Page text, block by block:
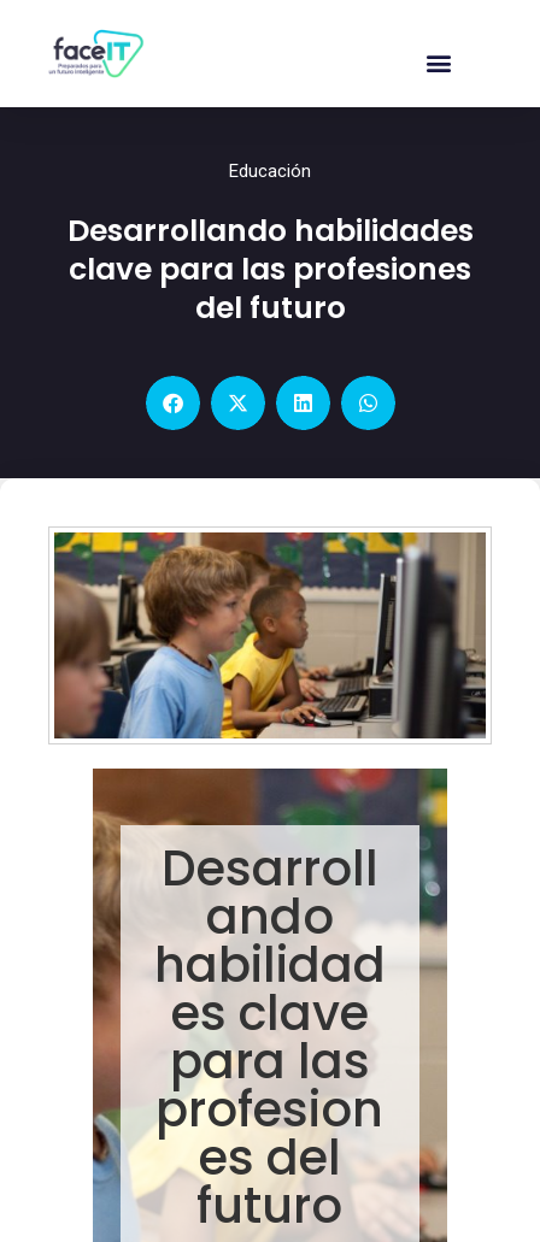
Educación
Desarrollando habilidades
clave para las profesiones
del futuro
Desarroll
ando
habilidad
es clave
para las
profesion
es del
futuro